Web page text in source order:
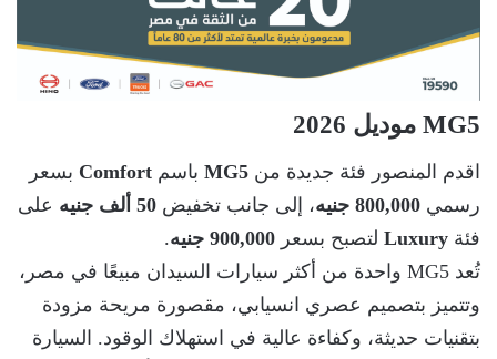
MG5 موديل 2026
اقدم المنصور فئة جديدة من MG5 باسم Comfort بسعر
رسمي 800,000 جنيه ، إلى جانب تخفيض 50 ألف جنيه
على
فئة Luxury لتصبح بسعر 900,000 جنيه
.
تُعد MG5 واحدة من أكثر سيارات السيدان مبيعًا في مصر،
وتتميز بتصميم عصري انسيابي، مقصورة مريحة مزودة
بتقنيات حديثة، وكفاءة عالية في استهلاك الوقود. السيارة